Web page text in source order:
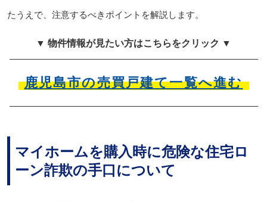
たうえで、注意するべきポイントを解説します。
▼ 物件情報が見たい方はこちらをクリック ▼
鹿児島市の売買戸建て一覧へ進む
マイホームを購入時に危険な住宅ロ
ーン詐欺の手口について